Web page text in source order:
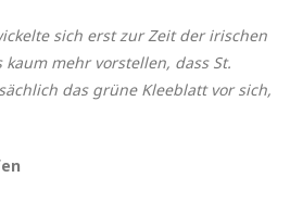
sich erst zur Zeit der irischen
mehr vorstellen, dass St.
das grüne Kleeblatt vor sich,